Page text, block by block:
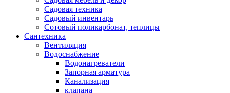
Садовая техника
Садовый инвентарь
Сотовый поликарбонат, теплицы
Сантехника
Вентиляция
Водоснабжение
Водонагреватели
Запорная арматура
Канализация
клапана